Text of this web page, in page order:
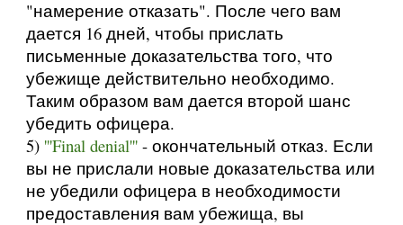
"намерение отказать". После чего вам
дается 16 дней, чтобы прислать
письменные доказательства того, что
убежище действительно необходимо.
Таким образом вам дается второй шанс
убедить офицера.
5) '''Final denial''' - окончательный отказ. Если
вы не прислали новые доказательства или
не убедили офицера в необходимости
предоставления вам убежища, вы